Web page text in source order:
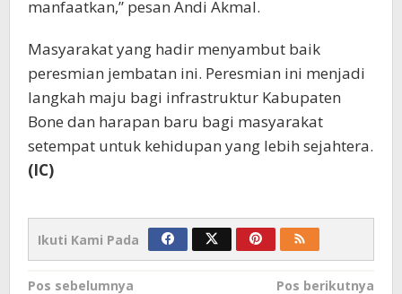
manfaatkan,” pesan Andi Akmal.
Masyarakat yang hadir menyambut baik
peresmian jembatan ini. Peresmian ini menjadi
langkah maju bagi infrastruktur Kabupaten
Bone dan harapan baru bagi masyarakat
setempat untuk kehidupan yang lebih sejahtera.
(IC)
Ikuti Kami Pada
Pos sebelumnya
Pos berikutnya